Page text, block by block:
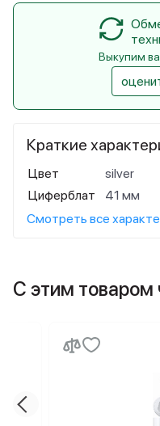
Краткие
Цвет
silver
Циферблат
41 мм
Смотреть все
Выкупим
С этим товаром